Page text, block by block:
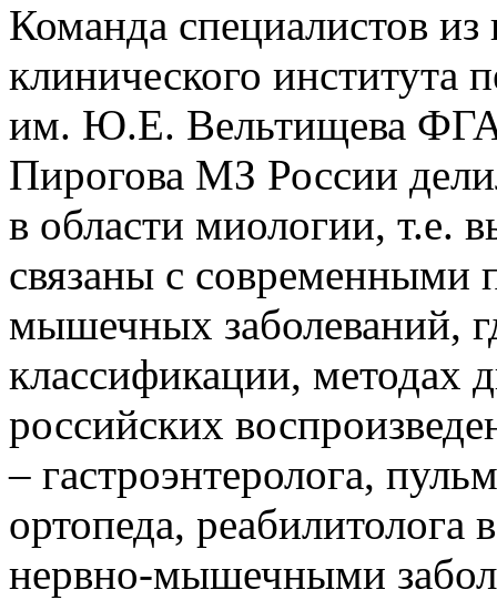
Команда специалистов из
клинического института
им. Ю.Е. Вельтищева
Пирогова МЗ России
в области миологии, т.е.
связаны с современными
мышечных заболеваний,
классификации, методах
российских
– гастроэнтеролога,
ортопеда, реабилитолога
нервно-мышечными